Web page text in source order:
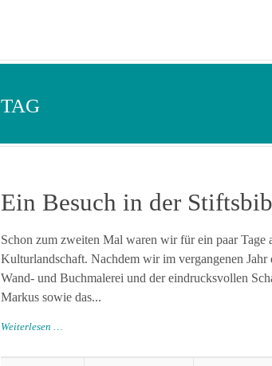
TAG
Ein Besuch in der
Schon zum zweiten Mal waren wir für ein paar Tage
Kulturlandschaft. Nachdem wir im vergangenen
Wand- und Buchmalerei und der eindrucksvollen
Markus sowie das...
Weiterlesen …